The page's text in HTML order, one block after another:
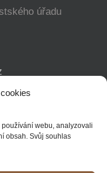
webu, analyzovali
obsah. Svůj souhlas
úřadu